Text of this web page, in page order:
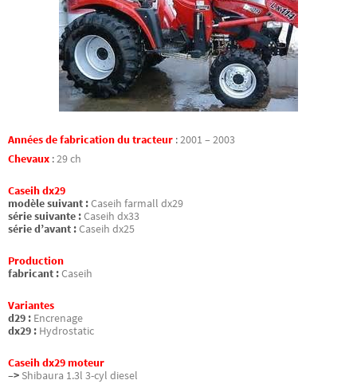
Années de fabrication du tracteur :2001 – 2003
Chevaux :29 ch
Caseih dx29
modèle suivant :Caseih farmall dx29
série suivante :Caseih dx33
série d’avant :Caseih dx25
Production
fabricant :Caseih
Variantes
d29 : Encrenage
dx29 : Hydrostatic
Caseih dx29 moteur
–> Shibaura 1.3l 3-cyl diesel